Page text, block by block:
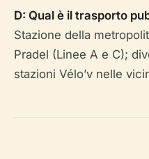
D: Qual è il trasporto
Stazione della
Pradel (Linee A e C);
stazioni Vélo’v nelle